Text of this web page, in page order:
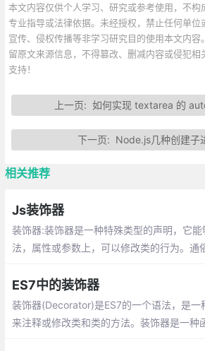
本文内容仅供个人学习、研究或参考使用，不构
专业指导或法律依据。未经授权，禁止任何单位
宣传、侵权传播等非学习研究目的使用本文内容
留原文来源信息，不得篡改、删减内容或侵犯相
支持！
上一页:如何实现 textarea 的
下一页: Node.js几种创建子
相关推荐
Js装饰器
装饰器:装饰器是一种特殊类型的声明，它
法，属性或参数上，可以修改类的行为。通
参数的功能。
ES7中的装饰器
装饰器(Decorator)是ES7的一个语法，是一
来注释或修改类和类的方法。装饰器是一种